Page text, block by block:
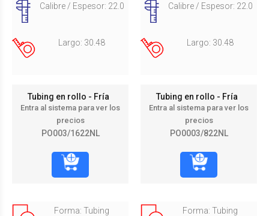
Calibre / Espesor: 22.0
Largo: 30.48
Tubing en rollo - Fría
Entra al sistema para ver los
precios
PO003/1622NL
Calibre / Espesor: 22.0
Largo: 30.48
Tubing en rollo - Fría
Entra al sistema para ver los
precios
PO0003/822NL
Forma: Tubing Forma: Tubing